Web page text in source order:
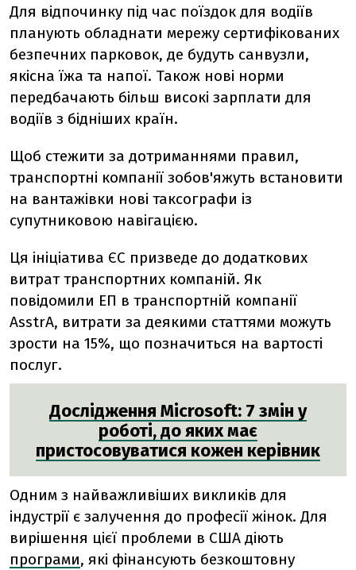
Для відпочинку під час поїздок для водіїв
планують обладнати мережу сертифікованих
безпечних парковок, де будуть санвузли,
якісна їжа та напої. Також нові норми
передбачають більш високі зарплати для
водіїв з бідніших країн.
Щоб стежити за дотриманнями правил,
транспортні компанії зобов'яжуть встановити
на вантажівки нові таксографи із
супутниковою навігацією.
Ця ініціатива ЄС призведе до додаткових
витрат транспортних компаній. Як
повідомили ЕП в транспортній компанії
AsstrA, витрати за деякими статтями можуть
зрости на 15%, що позначиться на вартості
послуг.
Дослідження Microsoft: 7 змін у
роботі, до яких має
пристосовуватися кожен керівник
Одним з найважливіших викликів для
індустрії є залучення до професії жінок. Для
вирішення цієї проблеми в США діють
програми, які фінансують безкоштовну